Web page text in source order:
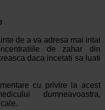
de a va adresa mai intai
de zahar din
daca incetati sa luati
cu privire la acest
dumneavoastra,